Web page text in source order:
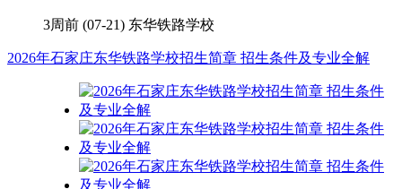
3周前 (07-21) 东华铁路学校
2026年石家庄东华铁路学校招生简章 招生条件及专业全解